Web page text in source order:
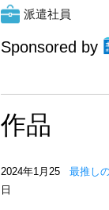
派遣社員
Sponsored by
作品
2024年1月25
日
最推し